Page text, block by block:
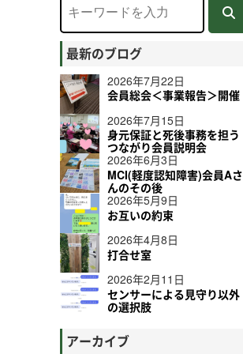
よくある質問
最新のブログ
2026年7月22日
会員総会＜事業報告＞開催
2026年7月15日
身元保証と死後事務を担う
つながり会員説明会
2026年6月3日
MCI(軽度認知障害)会員Aさ
んのその後
2026年5月9日
お互いの約束
2026年4月8日
打合せ室
2026年2月11日
センサーによる見守り以外
の選択肢
アーカイブ